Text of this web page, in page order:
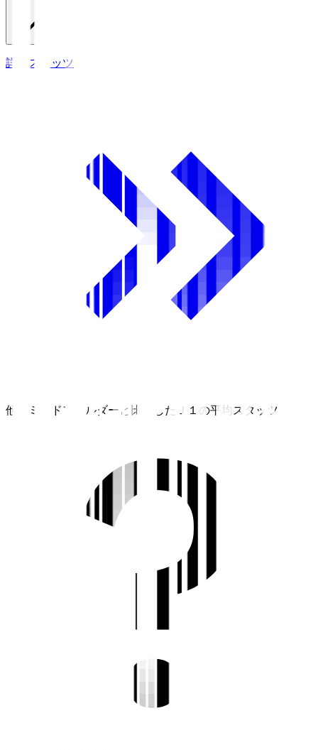
詳細スタッツ
他のミッドフィルダーと比較したＪ１の平均スタッツ